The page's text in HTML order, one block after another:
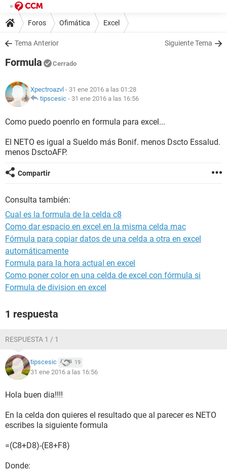
Foros Ofimática Excel
Tema Anterior Siguiente Tema
Formula Cerrado
Xpectroazvl - 31 ene 2016 a las 01:28
tipscesic - 31 ene 2016 a las 16:56
Como puedo poenrlo en formula para excel...
El NETO es igual a Sueldo más Bonif. menos Dscto Essalud.
menos DsctoAFP.
Compartir
Consulta también:
Cual es la formula de la celda c8
Como dar espacio en excel en la misma celda mac
Fórmula para copiar datos de una celda a otra en excel
automáticamente
Formula para la hora actual en excel
Como poner color en una celda de excel con fórmula si
Formula de division en excel
1 respuesta
RESPUESTA 1 / 1
tipscesic 19
31 ene 2016 a las 16:56
Hola buen dia!!!!
En la celda don quieres el resultado que al parecer es NETO
escribes la siguiente formula
=(C8+D8)-(E8+F8)
Donde: